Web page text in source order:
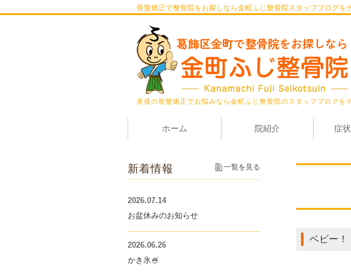
骨盤矯正で整骨院をお探しなら金町ふじ整骨院スタッフブログを
産後の骨盤矯正でお悩みなら金町ふじ整骨院のスタッフブログを
ホーム 院紹介 症
ベビー！
新着情報 一覧を見る
2026.07.14
お盆休みのお知らせ
2026.06.26
かき氷🍧